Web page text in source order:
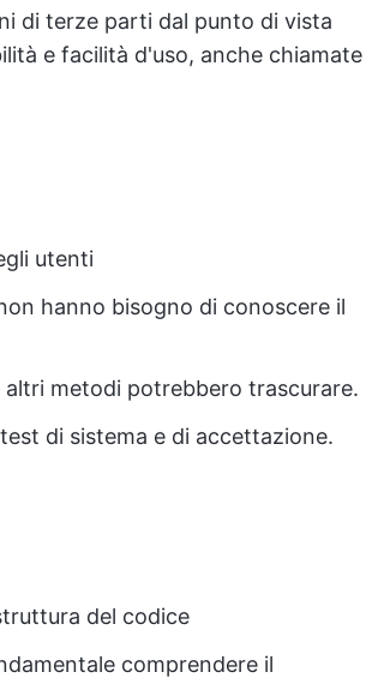
di terze parti dal punto di vista
e facilità d'uso, anche chiamate
utenti
hanno bisogno di conoscere il
metodi potrebbero trascurare.
di sistema e di accettazione.
del codice
comprendere il